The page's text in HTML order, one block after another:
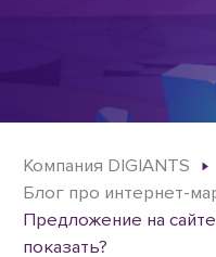
Компания DIGIANTS
Блог про интернет-
Предложение на
показать?